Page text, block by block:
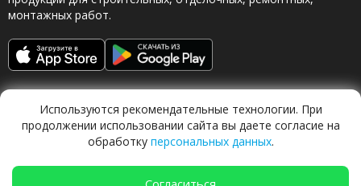
монтажных работ.
Обращаясь в наш магазин, вы даете согласие на
Используются рекомендательные технологии. При
продолжении использовании сайта вы даете согласие на
обработку персональных данных.